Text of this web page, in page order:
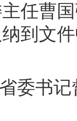
任曹
到文
委书